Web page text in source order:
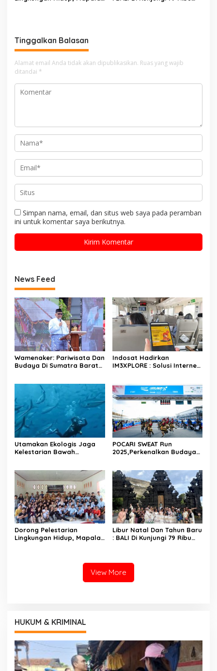
Tinggalkan Balasan
Alamat email Anda tidak akan dipublikasikan. Ruas yang wajib
ditandai *
Simpan nama, email, dan situs web saya pada peramban
ini untuk komentar saya berikutnya.
News Feed
Wamenaker: Pariwisata Dan
Budaya Di Sumatra Barat
Indosat Hadirkan
IM3XPLORE : Solusi Internet
Domestik Dan Trip Luar
Negeri
Utamakan Ekologis Jaga
Kelestarian Bawah
Diving Jadi Ekonomi Biru
POCARI SWEAT Run
2025,Perkenalkan Budaya
Dorong Pelestarian
Lingkungan Hidup, Mapala
Libur Natal Dan Tahun Baru
: BALI Di Kunjungi 79 Ribu
View More
HUKUM & KRIMINAL